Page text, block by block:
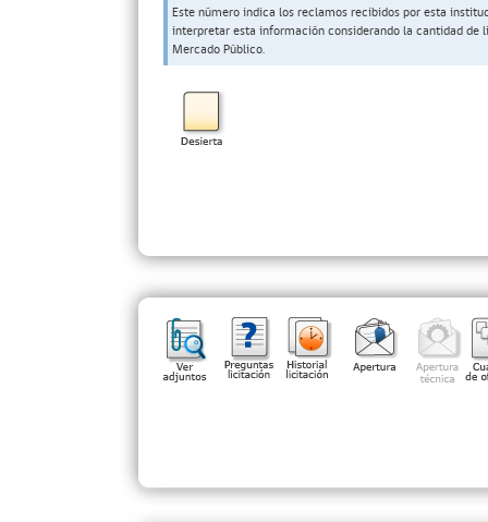
Este número indica los reclamos recibidos por esta
interpretar esta información considerando la cantidad
Mercado Público.